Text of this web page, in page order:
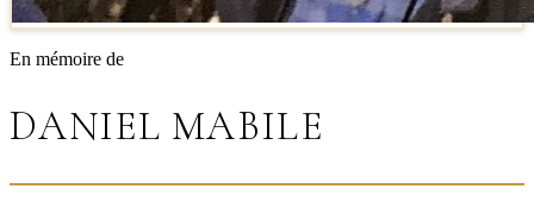
En mémoire de
DANIEL MABILE